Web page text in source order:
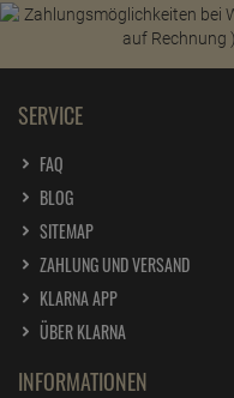
SERVICE
FAQ
BLOG
SITEMAP
ZAHLUNG UND VERSAND
KLARNA APP
ÜBER KLARNA
INFORMATIONEN